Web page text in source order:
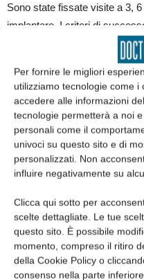
Per fornire le migliori
utilizziamo tecnologie come
accedere alle informazioni
tecnologie permetterà a noi
personali come il
univoci su questo sito e di
personalizzati. Non
influire negativamente su
Clicca qui sotto per
scelte dettagliate. Le tue
questo sito. È possibile
momento, compreso il ritiro
della Cookie Policy o
consenso nella parte
Sono state fissate visite a 3,
implantare. I criteri di
sono la presenza della
radiotrasparente intorno
dolore. Il successo protesico
fratture della sovrastruttura
implantare è stata definita
gonfiore, o dolore nel sito
dell’esaminazione. Il
sopravvivenza implantare
il primo anno.
ESAME RADIOGRAFICO
Sono state eseguite